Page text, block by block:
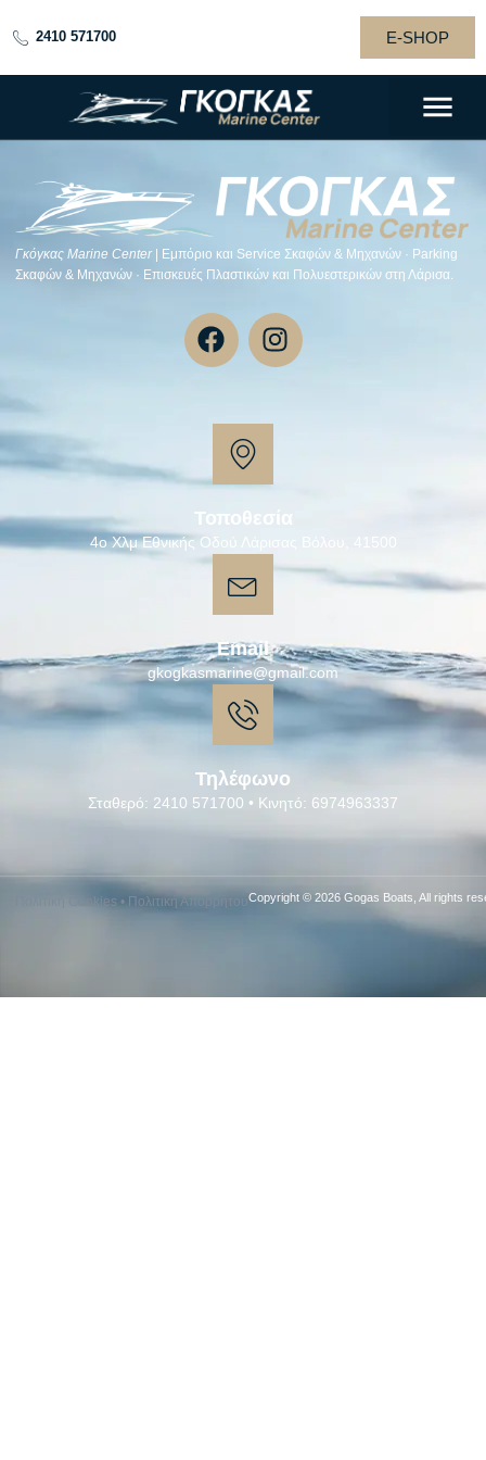
E-SHOP
2410 571700
Payment
Please select a gateway for payment
Γκόγκας Μarine Center| Εμπόριο και Service Σκαφών & Μηχανών · Parking
Σκαφών & Μηχανών · Επισκευές Πλαστικών και Πολυεστερικών στη Λάρισα.
Τοποθεσία
4ο Χλμ Εθνικής Οδού Λάρισας Βόλου, 41500
Email
gkogkasmarine@gmail.com
Τηλέφωνο
Σταθερό: 2410 571700 • Κινητό: 6974963337
Πολιτική Cookies • Πολιτική Απορρήτου Copyright © 2026 Gogas Boats, All rights